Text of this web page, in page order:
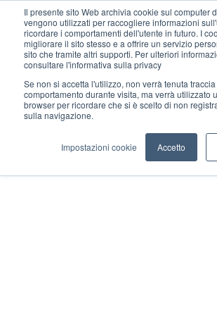
Il presente sito Web archivia cookie sul computer
vengono utilizzati per raccogliere informazioni
ricordare i comportamenti dell'utente in futuro. I
migliorare il sito stesso e a offrire un servizio
sito che tramite altri supporti. Per ulteriori
consultare l'informativa sulla privacy
Se non si accetta l'utilizzo, non verrà tenuta
comportamento durante visita, ma verrà utilizzato
browser per ricordare che si è scelto di non
sulla navigazione.
Impostazioni cookie Accetto